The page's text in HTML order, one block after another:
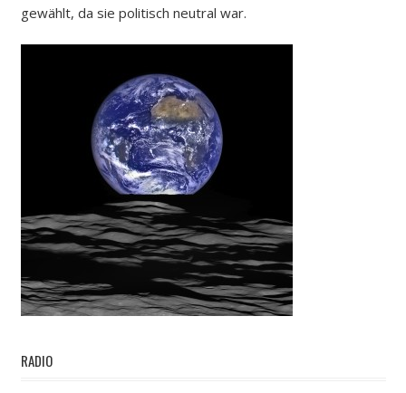
gewählt, da sie politisch neutral war.
RADIO